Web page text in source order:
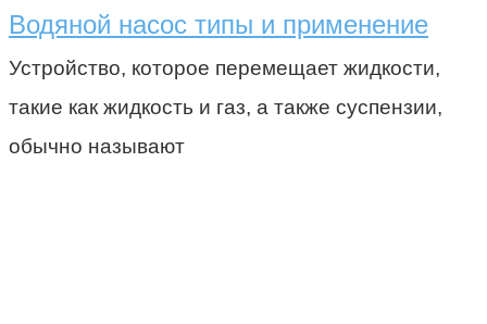
Водяной насос типы и применение
Устройство, которое перемещает жидкости,
такие как жидкость и газ, а также суспензии,
обычно называют